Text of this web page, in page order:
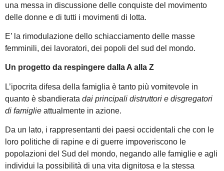
una messa in discussione delle conquiste del movimento
delle donne e di tutti i movimenti di lotta.
E’ la rimodulazione dello schiacciamento delle masse
femminili, dei lavoratori, dei popoli del sud del mondo.
Un progetto da respingere dalla A alla Z
L’ipocrita difesa della famiglia è tanto più vomitevole in
quanto è sbandierata dai principali distruttori e disgregatori
di famiglie attualmente in azione.
Da un lato, i rappresentanti dei paesi occidentali che con le
loro politiche di rapine e di guerre impoveriscono le
popolazioni del Sud del mondo, negando alle famiglie e agli
individui la possibilità di una vita dignitosa e la stessa